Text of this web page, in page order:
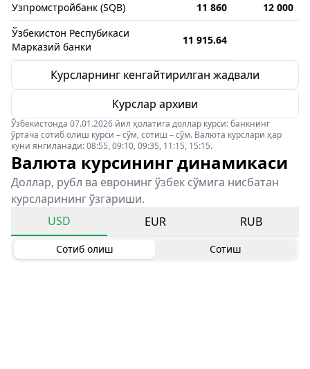
Узпромстройбанк (SQB)
11 860
12 000
Ўзбекистон Респубикаси
Марказий банки
11 915.64
Курсларнинг кенгайтирилган жадвали
Курслар архиви
Ўзбекистонда 07.01.2026 йил ҳолатига доллар курси: банкнинг
ўртача сотиб олиш курси – сўм, сотиш – сўм. Валюта курслари ҳар
куни янгиланади: 08:55, 09:10, 09:35, 11:15, 15:15.
Валюта курсининг динамикаси
Доллар, рубл ва евронинг ўзбек сўмига нисбатан
курсларининг ўзгариши.
USD
EUR RUB
Сотиб олиш Сотиш